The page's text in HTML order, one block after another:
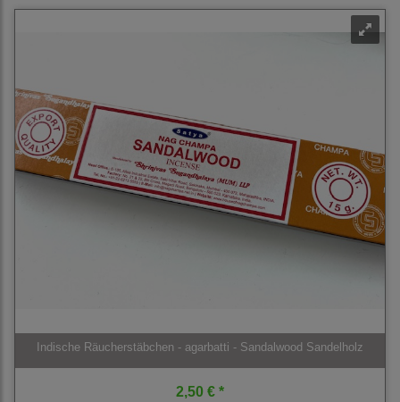
Indische Räucherstäbchen - agarbatti - Sandalwood Sandelholz
2,50 € *